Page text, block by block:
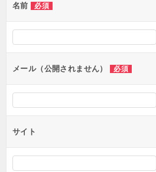
名前 必須
メール（公開されません） 必須
サイト